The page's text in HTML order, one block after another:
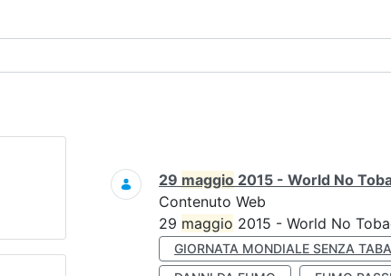
- Eventi
Ricerca
29 maggio 2015 - World No
Contenuto Web
29 maggio 2015 - World No
GIORNATA MONDIALE SENZA